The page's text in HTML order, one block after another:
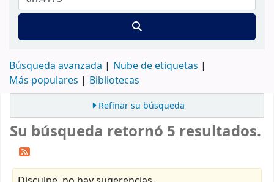
Búsqueda avanzada
Nube de etiquetas
Más populares
Bibliotecas
Refinar su búsqueda
Su búsqueda retornó 5 resultados.